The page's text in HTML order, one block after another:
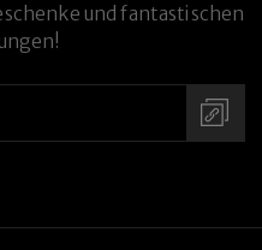
und fantastischen